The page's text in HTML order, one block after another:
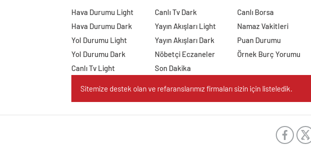
Hava Durumu Light
Hava Durumu Dark
Yol Durumu Light
Yol Durumu Dark
Canlı Tv Light
Canlı Tv Dark
Yayın Akışları Light
Yayın Akışları Dark
Nöbetçi Eczaneler
Son Dakika
Canlı Borsa
Namaz Vakitleri
Puan Durumu
Örnek Burç Yorumu
Sitemize destek olan ve refaranslarımız firmaları sizin için listeledik.